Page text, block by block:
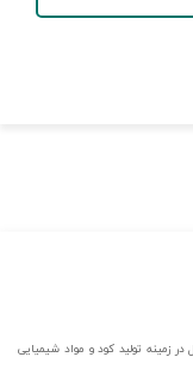
زمینه تولید کود و مواد شیمیایی